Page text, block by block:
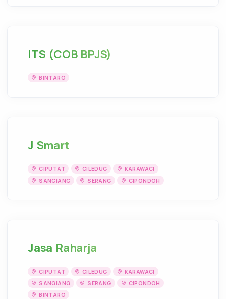
ITS (COB BPJS)
BINTARO
J Smart
CIPUTAT CILEDUG
KARAWACI
SANGIANG
SERANG CIPONDOH
Jasa Raharja
CIPUTAT CILEDUG
KARAWACI
SANGIANG
SERANG
CIPONDOH
BINTARO